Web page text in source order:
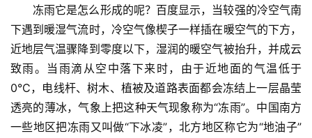
旅
游
育
儿
登录 注册
冻雨它是怎么形成的呢？百度显示，当较强的冷空气南
下遇到暖湿气流时，冷空气像楔子一样插在暖空气的下方，
近地层气温骤降到零度以下，湿润的暖空气被抬升，并成云
致雨。当雨滴从空中落下来时，由于近地面的气温低于
0°C，电线杆、树木、植被及道路表面都会冻结上一层晶莹
透亮的薄冰，气象上把这种天气现象称为“冻雨”。中国南方
一些地区把冻雨又叫做“下冰凌”，北方地区称它为“地油子”